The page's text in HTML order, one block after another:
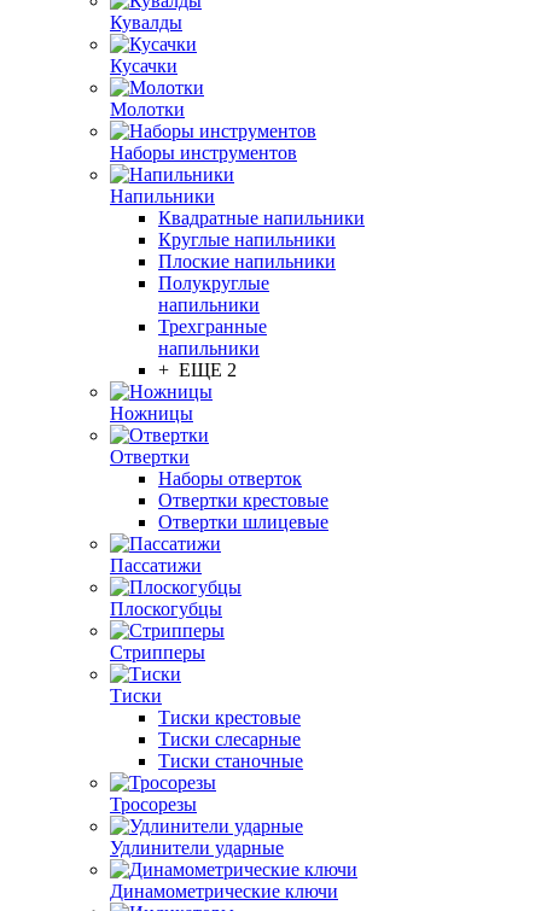
Кувалды
Кусачки
Молотки
Наборы инструментов
Напильники
Квадратные напильники
Круглые напильники
Плоские напильники
Полукруглые
напильники
Трехгранные
напильники
+ ЕЩЕ 2
Ножницы
Отвертки
Наборы отверток
Отвертки крестовые
Отвертки шлицевые
Пассатижи
Плоскогубцы
Стрипперы
Тиски
Тиски крестовые
Тиски слесарные
Тиски станочные
Тросорезы
Удлинители ударные
Динамометрические ключи